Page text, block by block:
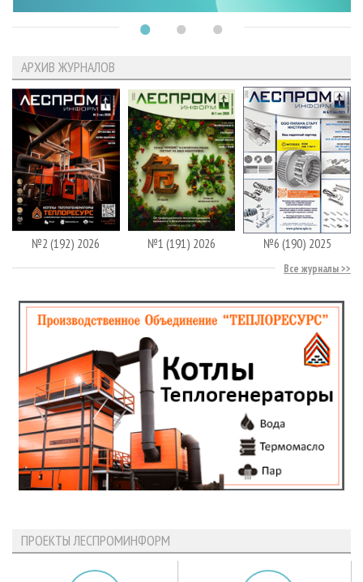
АРХИВ ЖУРНАЛОВ
№2 (192) 2026 №1 (191) 2026 №6 (190) 2025
Все журналы
ПРОЕКТЫ ЛЕСПРОМИНФОРМ